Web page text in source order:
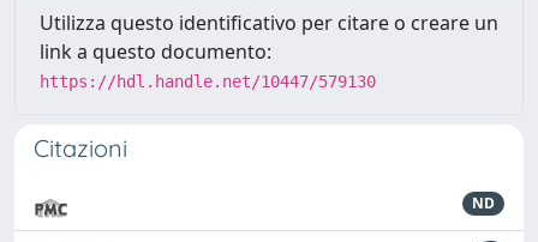
Utilizza questo identificativo per citare o creare un
link a questo documento:
https://hdl.handle.net/10447/579130
Citazioni
ND